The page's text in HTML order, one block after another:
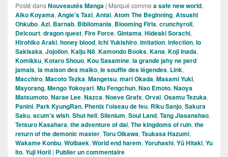
Posté dansNouveautés Manga | Marqué comme a safe new world,
Aiko Koyama, Angie's Taxi, Antai, Atom The Beginning, Atsushi
Ohkubo, Azi, Barnab, Bibliomania, Blooming Firls, crunchyroll,
Delcourt, dragon quest, Fire Force, Gintama, Hideaki Sorachi,
Hirohiko Araki, honey blood, Ichi Yukishiro, imitation, infection, Io
Sakisaka, Jojolion, Kaiju N8, Kamondo Books, Kana, Koji Inada,
Komikku, Kotaro Shouo, Kou Sasamine, la grande jahy ne perd
jamais, la maison des maiko, le souffle des légendes, Link,
Macchiro, Macoto Tezka, Mangetsu, mari Okada, Masami Yuki,
Mayorang, Mengo Yokoyari, Mu Fengchun, Nao Emoto, Naoya
Matsumoto, Narae Lee, Nazca, Noeve Grafx, Orval, Osamu Tezuka,
Panini, Park KyungRan, Phenix l'oiseau de feu, Riku Sanjo, Sakura
Saku, scum's wish, Shut hell, Silenium, Soul Land, Tang Jiasanshao,
Tetsuro Kasahara, the adventure of dai, The kingdoms of ruin, the
return of the demonic master, Toru Oikawa, Tsukasa Hazumi,
Wakame Konbu, Wolbaek, World end harem, Yoruhashi, Yû Hitaki, Yu
Ito, Yuji Horii | Publier un commentaire